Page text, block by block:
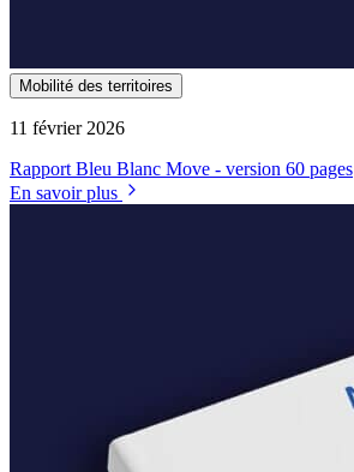
Mobilité des territoires
11 février 2026
Rapport Bleu Blanc Move - version 60 pages
En savoir plus